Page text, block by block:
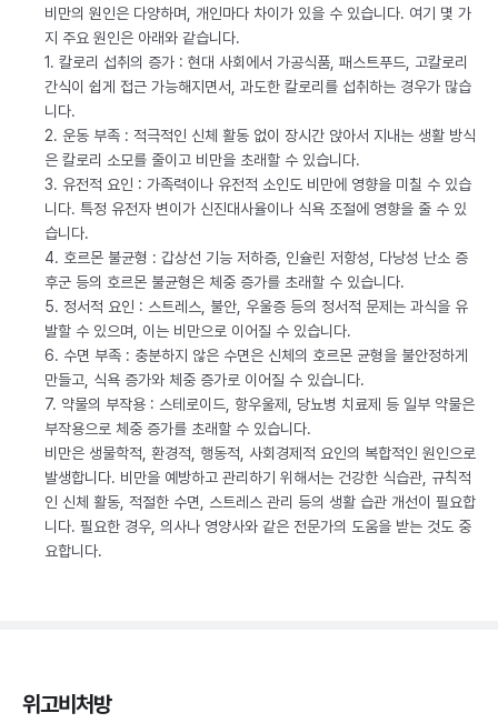
비만의 원인은 다양하며, 개인마다 차이가 있을 수 있습니다. 여기 몇 가
지 주요 원인은 아래와 같습니다.
1. 칼로리 섭취의 증가 : 현대 사회에서 가공식품, 패스트푸드, 고칼로리
간식이 쉽게 접근 가능해지면서, 과도한 칼로리를 섭취하는 경우가 많습
니다.
2. 운동 부족 : 적극적인 신체 활동 없이 장시간 앉아서 지내는 생활 방식
은 칼로리 소모를 줄이고 비만을 초래할 수 있습니다.
3. 유전적 요인 : 가족력이나 유전적 소인도 비만에 영향을 미칠 수 있습
니다. 특정 유전자 변이가 신진대사율이나 식욕 조절에 영향을 줄 수 있
습니다.
4. 호르몬 불균형 : 갑상선 기능 저하증, 인슐린 저항성, 다낭성 난소 증
후군 등의 호르몬 불균형은 체중 증가를 초래할 수 있습니다.
5. 정서적 요인 : 스트레스, 불안, 우울증 등의 정서적 문제는 과식을 유
발할 수 있으며, 이는 비만으로 이어질 수 있습니다.
6. 수면 부족 : 충분하지 않은 수면은 신체의 호르몬 균형을 불안정하게
만들고, 식욕 증가와 체중 증가로 이어질 수 있습니다.
7. 약물의 부작용 : 스테로이드, 항우울제, 당뇨병 치료제 등 일부 약물은
부작용으로 체중 증가를 초래할 수 있습니다.
비만은 생물학적, 환경적, 행동적, 사회경제적 요인의 복합적인 원인으로
발생합니다. 비만을 예방하고 관리하기 위해서는 건강한 식습관, 규칙적
인 신체 활동, 적절한 수면, 스트레스 관리 등의 생활 습관 개선이 필요합
니다. 필요한 경우, 의사나 영양사와 같은 전문가의 도움을 받는 것도 중
요합니다.
위고비처방